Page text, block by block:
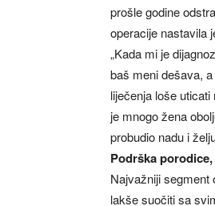
prošle godine
operacije nastavila
„Kada mi je
baš meni dešava,
liječenja loše
je mnogo žena
probudio nadu i
Podrška
Najvažniji segment
lakše suočiti sa